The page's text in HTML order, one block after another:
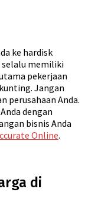
ke hardisk
selalu memiliki
pekerjaan
Jangan
perusahaan Anda.
dengan
bisnis Anda
Online.
di